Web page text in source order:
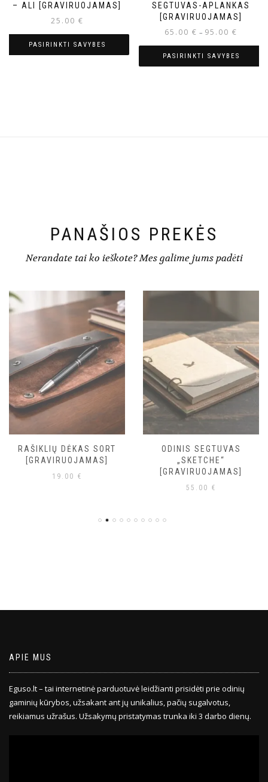
– ALI [GRAVIRUOJAMAS]
25.00 €
PASIRINKTI SAVYBES
SEGTUVAS-APLANKAS
[GRAVIRUOJAMAS]
65.00 € – 95.00 €
PASIRINKTI SAVYBES
PANAŠIOS PREKĖS
Nerandate tai ko ieškote? Mes galime jums padėti
RAŠIKLIŲ DĖKAS SORT
[GRAVIRUOJAMAS]
19.00 €
ODINIS SEGTUVAS
„SKETCHE“
[GRAVIRUOJAMAS]
55.00 €
APIE MUS
Eguso.lt – tai internetinė parduotuvė leidžianti prisidėti prie odinių
gaminių kūrybos, užsakant ant jų unikalius, pačių sugalvotus,
reikiamus užrašus. Užsakymų pristatymas trunka iki 3 darbo dienų.